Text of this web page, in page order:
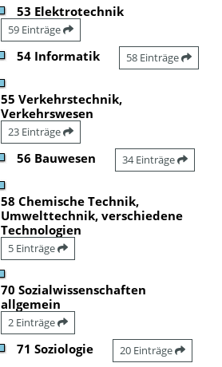
53 Elektrotechnik
59 Einträge
54 Informatik 58 Einträge
55 Verkehrstechnik,
Verkehrswesen
23 Einträge
56 Bauwesen 34 Einträge
58 Chemische Technik,
Umwelttechnik, verschiedene
Technologien
5 Einträge
70 Sozialwissenschaften
allgemein
2 Einträge
71 Soziologie 20 Einträge